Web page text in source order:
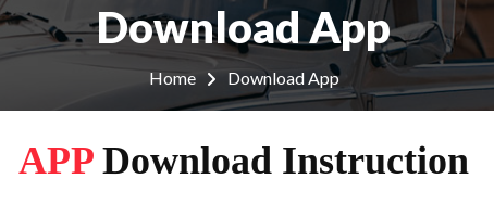
Download App
Home Download App
APPDownload Instruction